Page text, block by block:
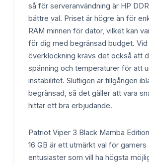
så för serveranvändning är HP
bättre val. Priset är högre än för
RAM minnen för dator, vilket kan
för dig med begränsad budget. Vid
överklockning krävs det också att
spänning och temperaturer för att
instabilitet. Slutligen är tillgången
begränsad, så det gäller att vara
hittar ett bra erbjudande.
Patriot Viper 3 Black Mamba
16 GB är ett utmärkt val för gamers
entusiaster som vill ha högsta